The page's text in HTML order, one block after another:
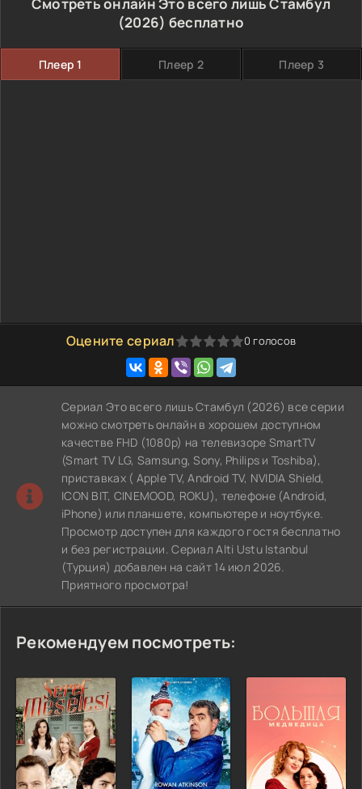
(2026) бесплатно
Плеер 1 Плеер 2 Плеер 3
Оцените сериал
1 2 3 4 5 0 голосов
Сериал Это всего лишь Стамбул (2026) все серии
можно смотреть онлайн в хорошем доступном
качестве FHD (1080p) на телевизоре SmartTV
(Smart TV LG, Samsung, Sony, Philips и Toshiba),
приставках ( Apple TV, Android TV, NVIDIA Shield,
ICON BIT, CINEMOOD, ROKU), телефоне (Android,
iPhone) или планшете, компьютере и ноутбуке.
Просмотр доступен для каждого гостя бесплатно
и без регистрации. Сериал Alti Ustu Istanbul
(Турция) добавлен на сайт 14 июл 2026.
Приятного просмотра!
Рекомендуем посмотреть: